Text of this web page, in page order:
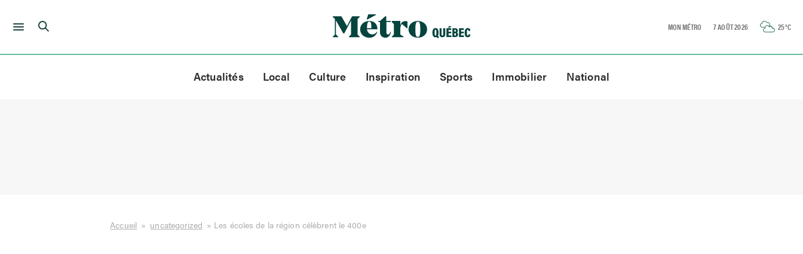
Skip
MON MÉTRO 7 AOÛT 2026 25°C
Actualités Local Culture Inspiration Sports Immobilier National
Accueil » uncategorized » Les écoles de la région célèbrent le 400e